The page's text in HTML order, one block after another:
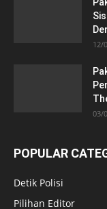
12/
03/
POPULAR
Detik Polisi
Pilihan Editor